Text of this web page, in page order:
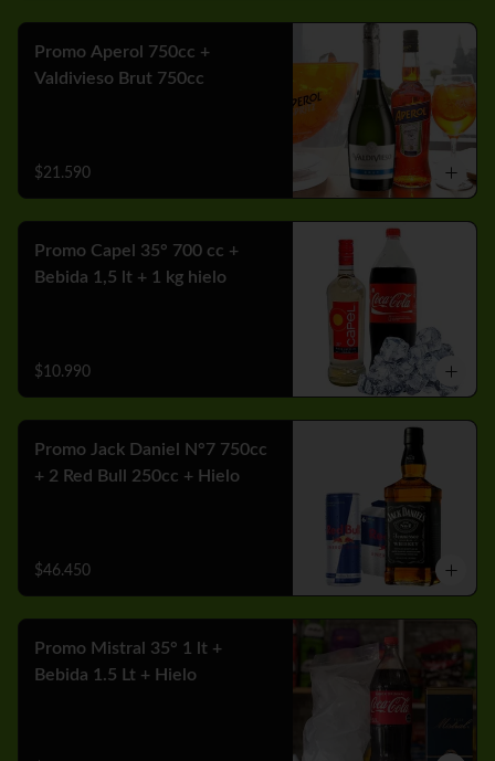
Promo Aperol 750cc +
Valdivieso Brut 750cc
$21.590
Promo Capel 35° 700 cc +
Bebida 1,5 lt + 1 kg hielo
$10.990
Promo Jack Daniel N°7 750cc
+ 2 Red Bull 250cc + Hielo
$46.450
Promo Mistral 35° 1 lt +
Bebida 1.5 Lt + Hielo